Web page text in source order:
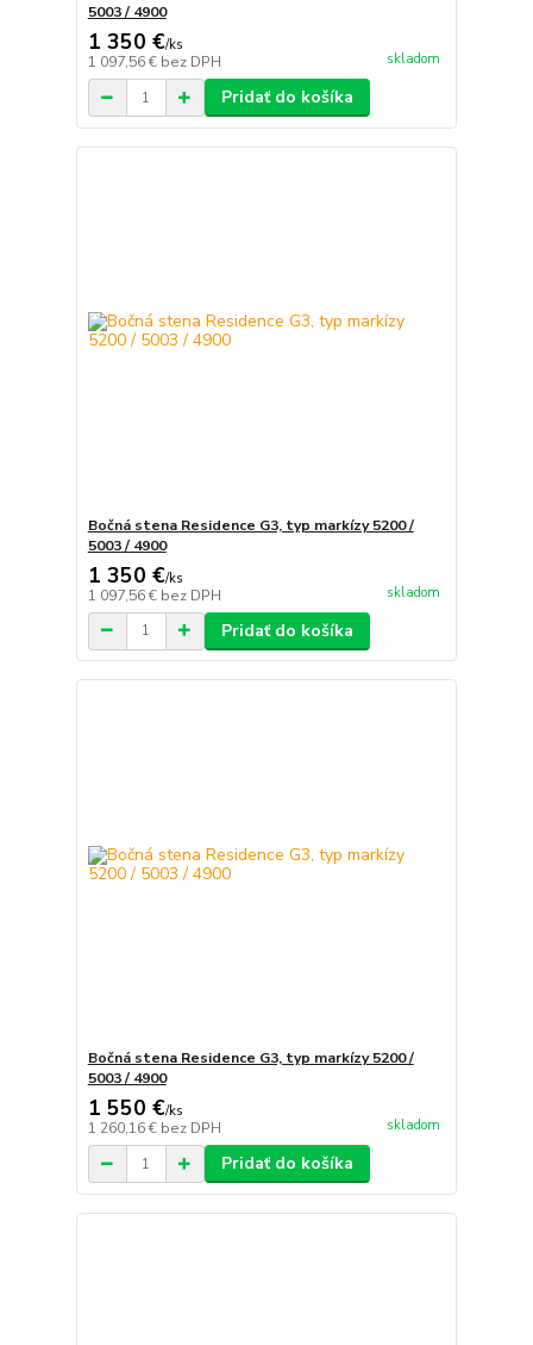
5003 / 4900
1 350 €/ks
1 097,56 € bez DPH skladom
Pridať do košíka
Bočná stena Residence G3, typ markízy 5200 /
5003 / 4900
1 350 €/ks
1 097,56 € bez DPH skladom
Pridať do košíka
Bočná stena Residence G3, typ markízy 5200 /
5003 / 4900
1 550 €/ks
1 260,16 € bez DPH skladom
Pridať do košíka